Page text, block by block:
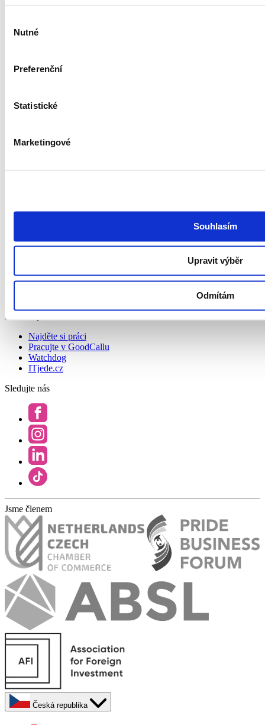
souhlasu
Nutné
Preferenční
Statistické
Marketingové
Souhlasím
Upravit výběr
Odmítám
společnostmi
Služby
RPO
Outplacement
Kontakt
Politika ochrany osobních údajů a systému řízení bezpečnosti
informací společnosti GoodCall
Pravidla soutěží
Whistleblowing
Hledám práci
Najděte si práci
Pracujte v GoodCallu
Watchdog
ITjede.cz
Sledujte nás
Jsme členem
Česká republika